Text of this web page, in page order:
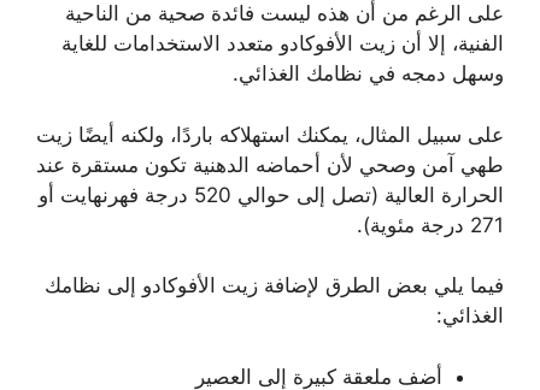
على الرغم من أن هذه ليست فائدة صحية من الناحية
الفنية، إلا أن زيت الأفوكادو متعدد الاستخدامات للغاية
وسهل دمجه في نظامك الغذائي.
على سبيل المثال، يمكنك استهلاكه باردًا، ولكنه أيضًا زيت
طهي آمن وصحي لأن أحماضه الدهنية تكون مستقرة عند
الحرارة العالية (تصل إلى حوالي 520 درجة فهرنهايت أو
271 درجة مئوية).
فيما يلي بعض الطرق لإضافة زيت الأفوكادو إلى نظامك
الغذائي:
أضف ملعقة كبيرة إلى العصير